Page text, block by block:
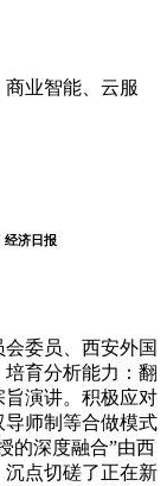
业智能、云服
经济日报
委员、西安外国
育分析能力：翻
演讲。积极应对
师制等合做模式
的深度融合”由西
点切磋了正在新